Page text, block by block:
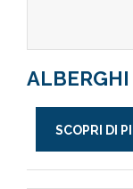
ALBERGHI
SCOPRI DI